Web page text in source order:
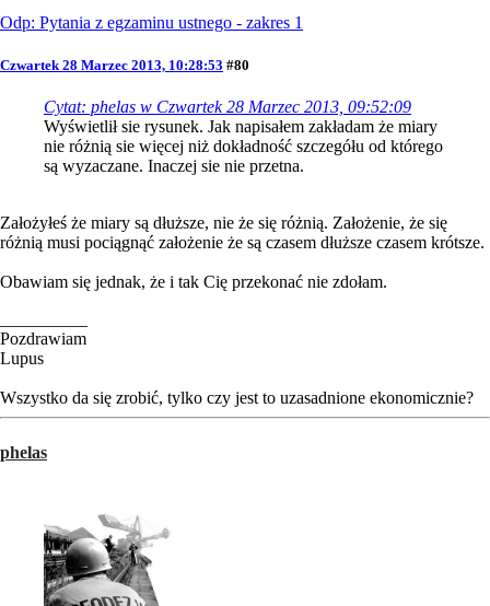
Odp: Pytania z egzaminu ustnego - zakres 1
Czwartek 28 Marzec 2013, 10:28:53 #80
Cytat: phelas w Czwartek 28 Marzec 2013, 09:52:09
Wyświetlił sie rysunek. Jak napisałem zakładam że miary
nie różnią sie więcej niż dokładność szczegółu od którego
są wyzaczane. Inaczej sie nie przetna.
Założyłeś że miary są dłuższe, nie że się różnią. Założenie, że się
różnią musi pociągnąć założenie że są czasem dłuższe czasem krótsze.
Obawiam się jednak, że i tak Cię przekonać nie zdołam.
Pozdrawiam
Lupus
Wszystko da się zrobić, tylko czy jest to uzasadnione ekonomicznie?
phelas